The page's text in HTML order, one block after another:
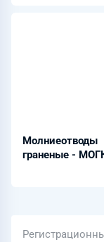
Молниеотводы
граненые -